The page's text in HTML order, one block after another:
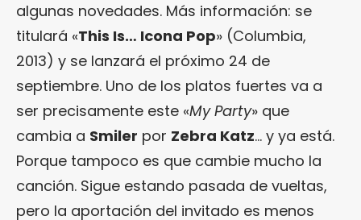
algunas novedades. Más información: se
titulará «This Is… Icona Pop» (Columbia,
2013) y se lanzará el próximo 24 de
septiembre. Uno de los platos fuertes va a
ser precisamente este «My Party» que
cambia a Smiler por Zebra Katz… y ya está.
Porque tampoco es que cambie mucho la
canción. Sigue estando pasada de vueltas,
pero la aportación del invitado es menos